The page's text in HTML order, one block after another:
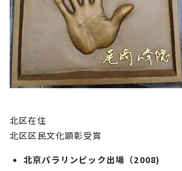
北区在住
北区区民文化顕彰受賞
北京パラリンピック出場（2008)